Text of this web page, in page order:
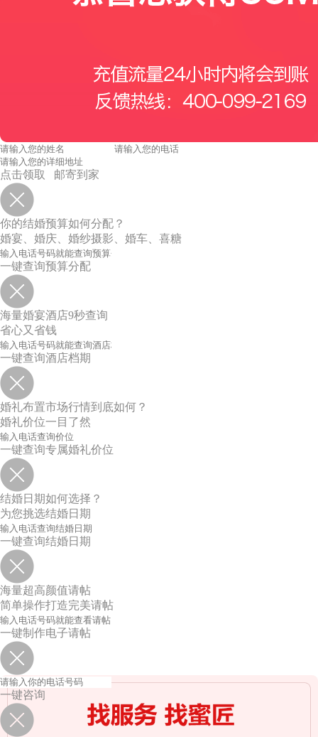
点击领取 邮寄到家
你的结婚预算如何分配？
婚宴、婚庆、婚纱摄影、婚车、喜糖
一键查询预算分配
海量婚宴酒店9秒查询
省心又省钱
一键查询酒店档期
婚礼布置市场行情到底如何？
婚礼价位一目了然
一键查询专属婚礼价位
结婚日期如何选择？
为您挑选结婚日期
一键查询结婚日期
海量超高颜值请帖
简单操作打造完美请帖
一键制作电子请帖
一键咨询